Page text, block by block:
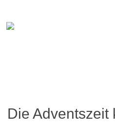
Die Adventszeit